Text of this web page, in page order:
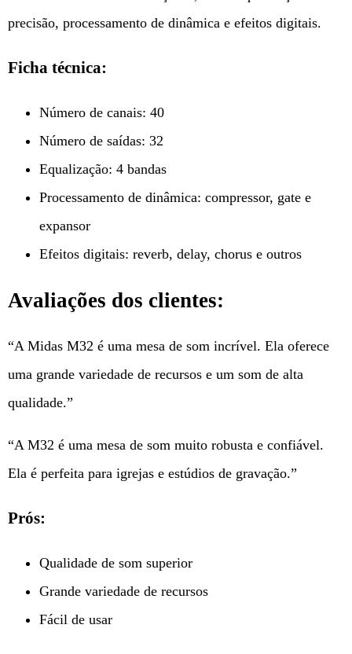
precisão, processamento de dinâmica e efeitos digitais.
Ficha técnica:
Número de canais: 40
Número de saídas: 32
Equalização: 4 bandas
Processamento de dinâmica: compressor, gate e
expansor
Efeitos digitais: reverb, delay, chorus e outros
Avaliações dos clientes:
“A Midas M32 é uma mesa de som incrível. Ela oferece
uma grande variedade de recursos e um som de alta
qualidade.”
“A M32 é uma mesa de som muito robusta e confiável.
Ela é perfeita para igrejas e estúdios de gravação.”
Prós:
Qualidade de som superior
Grande variedade de recursos
Fácil de usar